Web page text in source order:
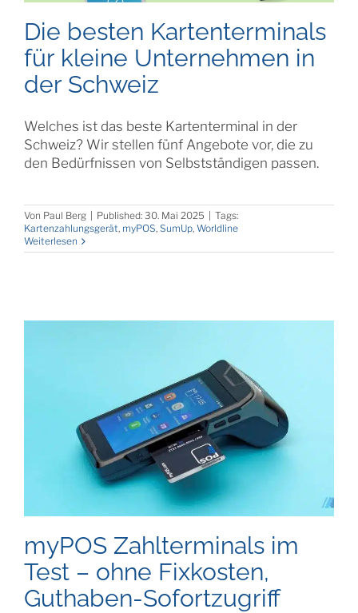
Die besten Kartenterminals
für kleine Unternehmen in
der Schweiz
Welches ist das beste Kartenterminal in der
Schweiz? Wir stellen fünf Angebote vor, die zu
den Bedürfnissen von Selbstständigen passen.
Von Paul Berg Published: 30. Mai 2025
Tags:
Kartenzahlungsgerät, myPOS, SumUp, Worldline
Weiterlesen
myPOS Zahlterminals im
Test – ohne Fixkosten,
Guthaben-Sofortzugriff